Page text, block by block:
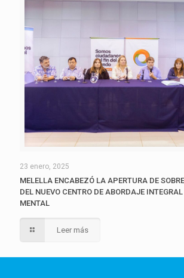
23 enero, 2025
MELELLA ENCABEZÓ LA APERTURA DE
DEL NUEVO CENTRO DE ABORDAJE
MENTAL
Leer más